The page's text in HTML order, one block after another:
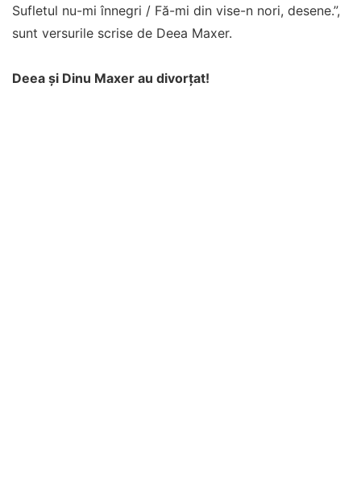
Sufletul nu-mi înnegri / Fă-mi din vise-n nori, desene.”,
sunt versurile scrise de Deea Maxer.
Deea și Dinu Maxer au divorțat!